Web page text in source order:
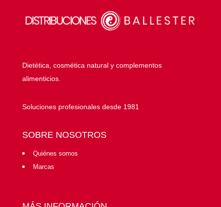
Dietética, cosmética natural y complementos
alimenticios.
Soluciones profesionales desde 1981
SOBRE NOSOTROS
Quiénes somos
Marcas